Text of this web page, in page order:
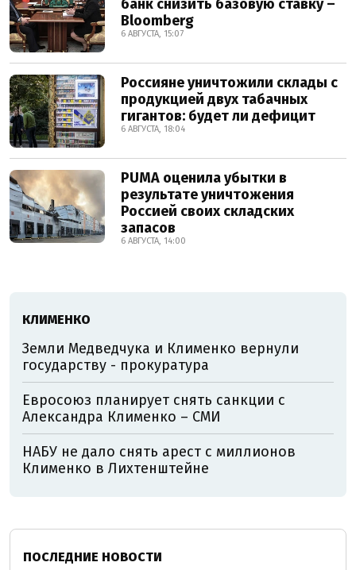
банк снизить базовую ставку –
Bloomberg
6 АВГУСТА, 15:07
Россияне уничтожили склады с
продукцией двух табачных
гигантов: будет ли дефицит
6 АВГУСТА, 18:04
PUMA оценила убытки в
результате уничтожения
Россией своих складских
запасов
6 АВГУСТА, 14:00
КЛИМЕНКО
Земли Медведчука и Клименко вернули
государству - прокуратура
Евросоюз планирует снять санкции с
Александра Клименко – СМИ
НАБУ не дало снять арест с миллионов
Клименко в Лихтенштейне
ПОСЛЕДНИЕ НОВОСТИ